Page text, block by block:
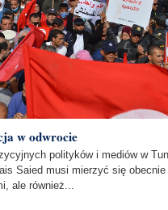
w odwrocie
polityków i mediów w
Saied musi mierzyć się
ale również...